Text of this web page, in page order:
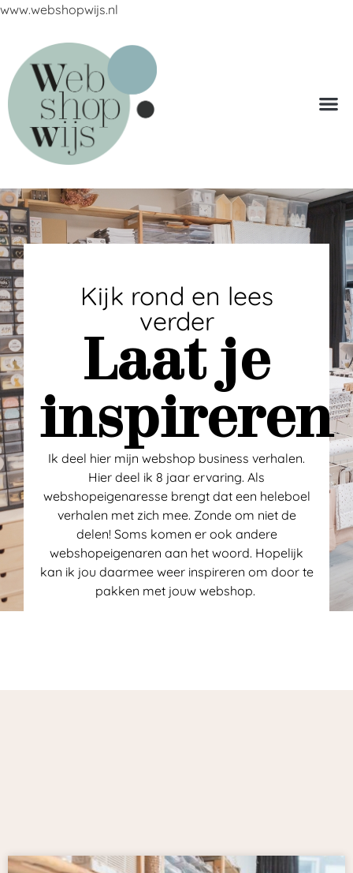
www.webshopwijs.nl
Kijk rond en lees
verder
Laat je
inspireren
Ik deel hier mijn webshop business verhalen.
Hier deel ik 8 jaar ervaring. Als
webshopeigenaresse brengt dat een heleboel
verhalen met zich mee. Zonde om niet de
delen! Soms komen er ook andere
webshopeigenaren aan het woord. Hopelijk
kan ik jou daarmee weer inspireren om door te
pakken met jouw webshop.